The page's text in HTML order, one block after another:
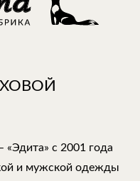
«Эдита» с 2001 года
и мужской одежды